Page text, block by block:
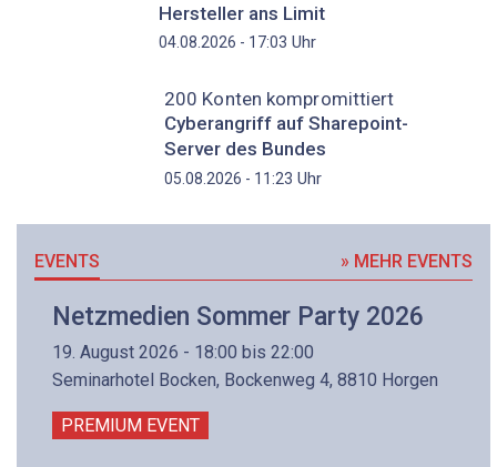
Hersteller ans Limit
04.08.2026 - 17:03 Uhr
200 Konten kompromittiert
Cyberangriff auf Sharepoint-
Server des Bundes
05.08.2026 - 11:23 Uhr
EVENTS » MEHR EVENTS
Netzmedien Sommer Party 2026
19. August 2026 - 18:00 bis 22:00
Seminarhotel Bocken, Bockenweg 4, 8810 Horgen
PREMIUM EVENT